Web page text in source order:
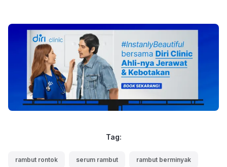
Tag:
rambut rontok serum rambut rambut berminyak